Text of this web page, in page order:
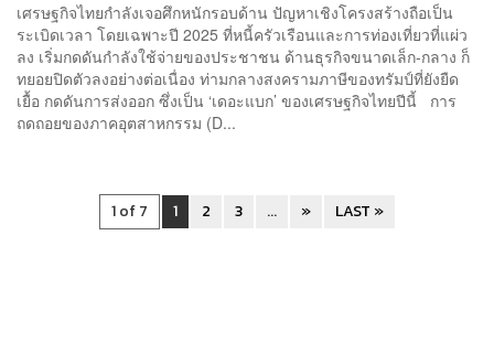
เศรษฐกิจไทยกำลังเจอศึกหนักรอบด้าน ปัญหาเชิงโครงสร้างถือเป็น
ระเบิดเวลา โดยเฉพาะปี 2025 ที่หนี้ครัวเรือนและการท่องเที่ยวที่แผ่ว
ลง เริ่มกดดันกำลังใช้จ่ายของประชาชน ด้านธุรกิจขนาดเล็ก-กลาง ก็
ทยอยปิดตัวลงอย่างต่อเนื่อง ท่ามกลางสงครามภาษีของทรัมป์ที่ยังยืด
เยื้อ กดดันการส่งออก ซึ่งเป็น ‘เดอะแบก’ ของเศรษฐกิจไทยปีนี้ การ
ถดถอยของภาคอุตสาหกรรม (D...
1 of 7 1 2 3 ... » LAST »